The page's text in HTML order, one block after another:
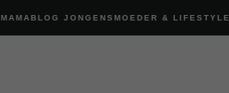
MAMABLOG JONGENSMOEDER & LIFESTYLE